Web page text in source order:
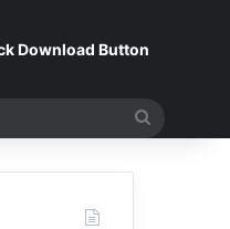
Download Button